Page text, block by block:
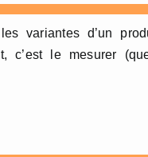
variantes d’un
c’est le mesurer